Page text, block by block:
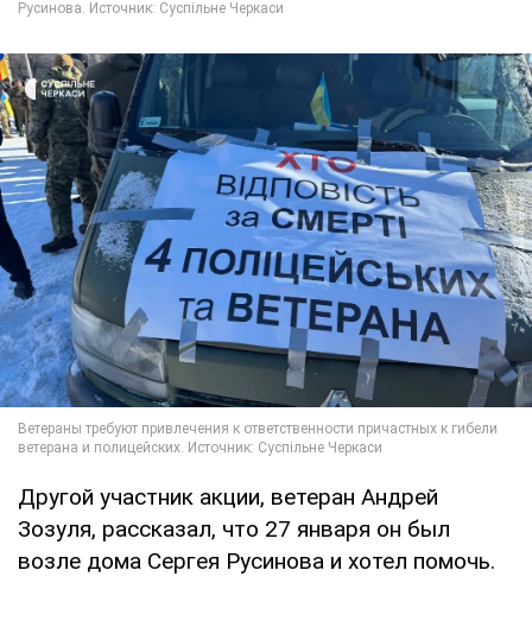
Другой участник акции, ветеран Андрей
Зозуля, рассказал, что 27 января он был
возле дома Сергея Русинова и хотел помочь.